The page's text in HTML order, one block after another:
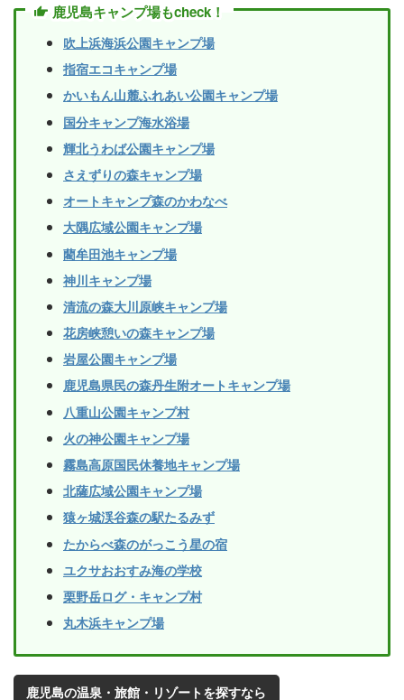
鹿児島キャンプ場もcheck！
吹上浜海浜公園キャンプ場
指宿エコキャンプ場
かいもん山麓ふれあい公園キャンプ場
国分キャンプ海水浴場
輝北うわば公園キャンプ場
さえずりの森キャンプ場
オートキャンプ森のかわなべ
大隅広域公園キャンプ場
藺牟田池キャンプ場
神川キャンプ場
清流の森大川原峡キャンプ場
花房峡憩いの森キャンプ場
岩屋公園キャンプ場
鹿児島県民の森丹生附オートキャンプ場
八重山公園キャンプ村
火の神公園キャンプ場
霧島高原国民休養地キャンプ場
北薩広域公園キャンプ場
猿ヶ城渓谷森の駅たるみず
たからべ森のがっこう星の宿
ユクサおおすみ海の学校
栗野岳ログ・キャンプ村
丸木浜キャンプ場
鹿児島の温泉・旅館・リゾートを探すなら